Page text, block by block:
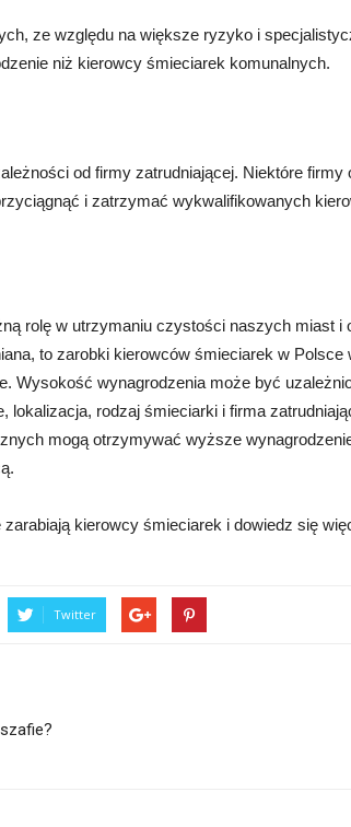
ze względu na większe ryzyko i
niż kierowcy śmieciarek komunalnych.
od firmy zatrudniającej. Niektóre firmy
i zatrzymać wykwalifikowanych
rolę w utrzymaniu czystości naszych miast i
to zarobki kierowców śmieciarek w Polsce
Wysokość wynagrodzenia może być
lokalizacja, rodzaj śmieciarki i firma
mogą otrzymywać wyższe
zarabiają kierowcy śmieciarek i dowiedz się
Twitter